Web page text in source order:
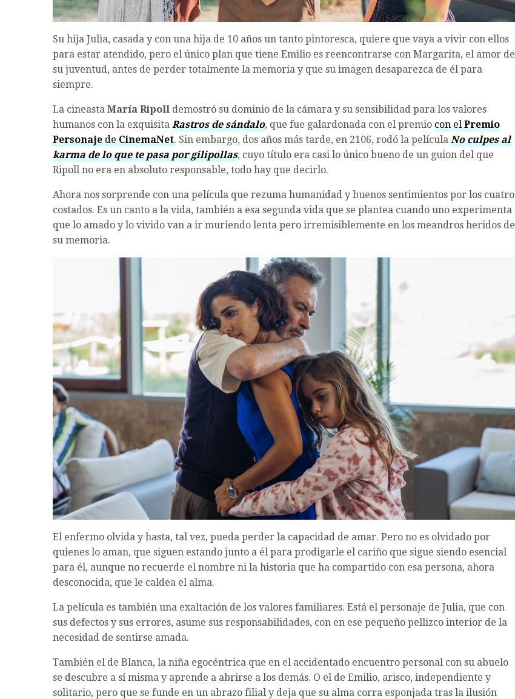
Su hija Julia, casada y con una hija de 10 años un tanto pintoresca, quiere que vaya a vivir con ellos
para estar atendido, pero el único plan que tiene Emilio es reencontrarse con Margarita, el amor de
su juventud, antes de perder totalmente la memoria y que su imagen desaparezca de él para
siempre.
La cineasta María Ripoll demostró su dominio de la cámara y su sensibilidad para los valores
humanos con la exquisita Rastros de sándalo, que fue galardonada con el premio con elPremio
Personaje deCinemaNet. Sin embargo, dos años más tarde, en 2106, rodó la película No culpes al
karma de lo que te pasa por gilipollas, cuyo título era casi lo único bueno de un guion del que
Ripoll no era en absoluto responsable, todo hay que decirlo.
Ahora nos sorprende con una película que rezuma humanidad y buenos sentimientos por los cuatro
costados. Es un canto a la vida, también a esa segunda vida que se plantea cuando uno experimenta
que lo amado y lo vivido van a ir muriendo lenta pero irremisiblemente en los meandros heridos de
su memoria.
El enfermo olvida y hasta, tal vez, pueda perder la capacidad de amar. Pero no es olvidado por
quienes lo aman, que siguen estando junto a él para prodigarle el cariño que sigue siendo esencial
para él, aunque no recuerde el nombre ni la historia que ha compartido con esa persona, ahora
desconocida, que le caldea el alma.
La película es también una exaltación de los valores familiares. Está el personaje de Julia, que con
sus defectos y sus errores, asume sus responsabilidades, con en ese pequeño pellizco interior de la
necesidad de sentirse amada.
También el de Blanca, la niña egocéntrica que en el accidentado encuentro personal con su abuelo
se descubre a sí misma y aprende a abrirse a los demás. O el de Emilio, arisco, independiente y
solitario, pero que se funde en un abrazo filial y deja que su alma corra esponjada tras la ilusión